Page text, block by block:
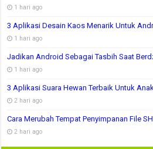
1 hari ago
3 Aplikasi Desain Kaos Menarik Untuk
1 hari ago
Jadikan Android Sebagai Tasbih Saat
1 hari ago
3 Aplikasi Suara Hewan Terbaik Untuk
2 hari ago
Cara Merubah Tempat Penyimpanan File
2 hari ago